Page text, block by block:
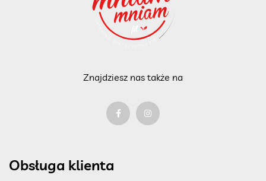
Znajdziesz nas także na
Obsługa klienta